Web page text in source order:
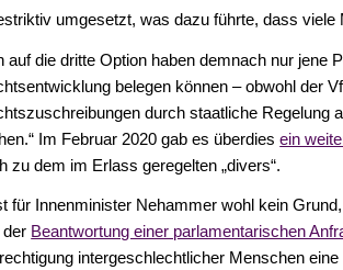
umgesetzt, was dazu führte, dass
auf die dritte Option haben demnach nur jene
belegen können – obwohl der
durch staatliche Regelung
Im Februar 2020 gab es überdiesein
zu dem im Erlass geregelten „divers“.
für Innenminister Nehammer wohl kein
der Beantwortung einer parlamentarischen
intergeschlechtlicher Menschen eine